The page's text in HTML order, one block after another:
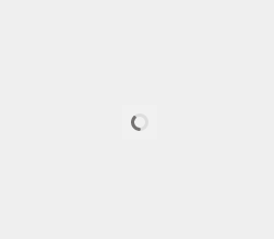
Loading…